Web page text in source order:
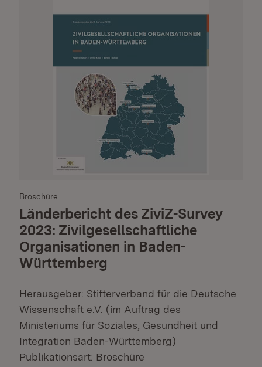
Broschüre
Länderbericht des ZiviZ-Survey
2023: Zivilgesellschaftliche
Organisationen in Baden-
Württemberg
Herausgeber: Stifterverband für die Deutsche
Wissenschaft e.V. (im Auftrag des
Ministeriums für Soziales, Gesundheit und
Integration Baden-Württemberg)
Publikationsart: Broschüre